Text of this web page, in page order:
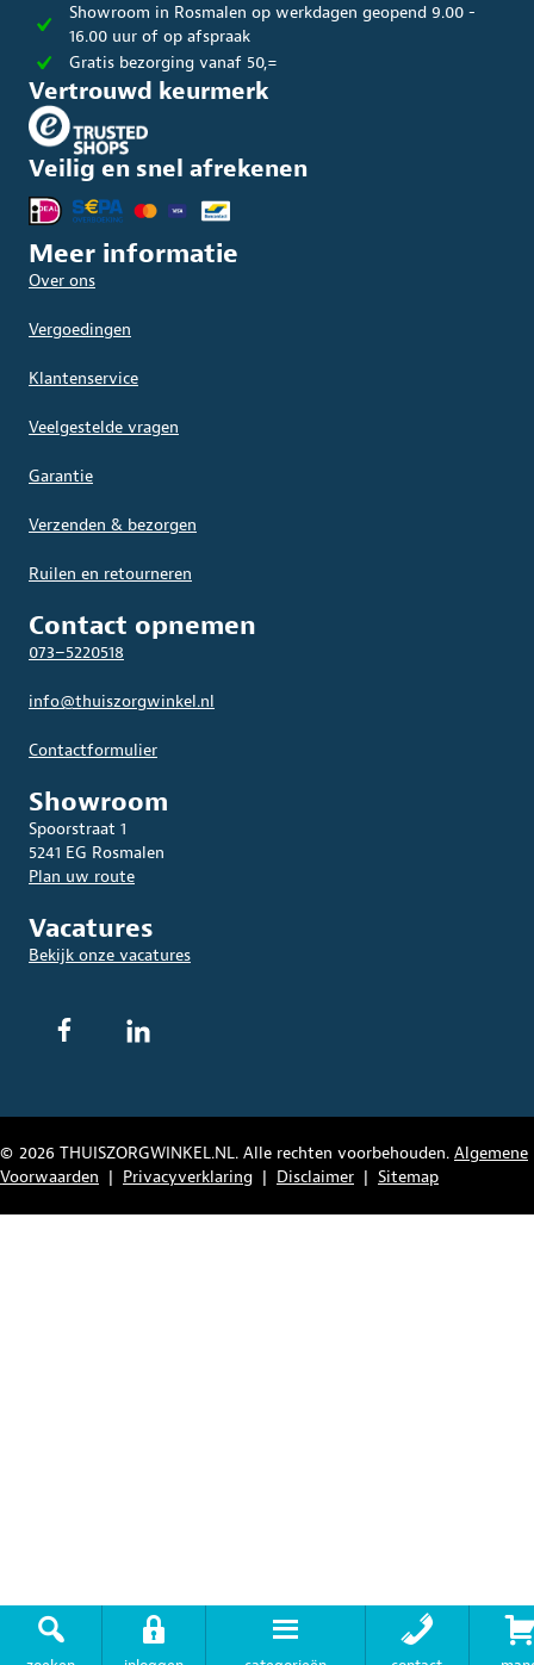
Showroom in Rosmalen op werkdagen geopend 9.00 -
16.00 uur of op afspraak
Gratis bezorging vanaf 50,=
Vertrouwd keurmerk
Veilig en snel afrekenen
Meer informatie
Over ons
Vergoedingen
Klantenservice
Veelgestelde vragen
Garantie
Verzenden & bezorgen
Ruilen en retourneren
Contact opnemen
073–5220518
info@thuiszorgwinkel.nl
Contactformulier
Showroom
Spoorstraat 1
5241 EG Rosmalen
Plan uw route
Vacatures
Bekijk onze vacatures
© 2026 THUISZORGWINKEL.NL. Alle rechten voorbehouden. Algemene
Voorwaarden | Privacyverklaring | Disclaimer | Sitemap